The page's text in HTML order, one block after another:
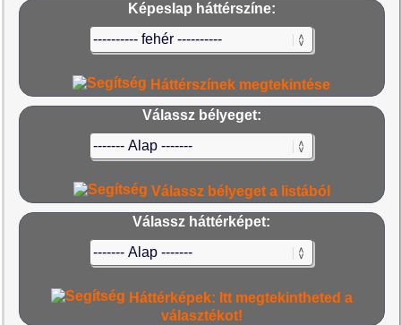
Képeslap háttérszíne:
Háttérszínek megtekintése
Válassz bélyeget:
Válassz bélyeget a listából
Válassz háttérképet:
Háttérképek: Itt megtekintheted a
választékot!